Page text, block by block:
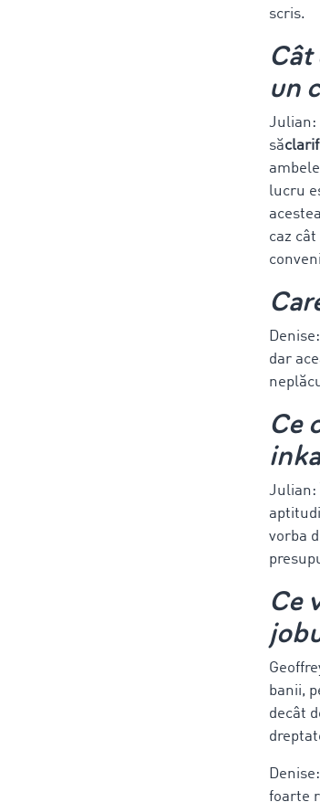
scris.
un
Julian:
să
lucru
caz
dar
Ce
Julian:
vorba
Ce
banii,
decât
Denise:
foarte